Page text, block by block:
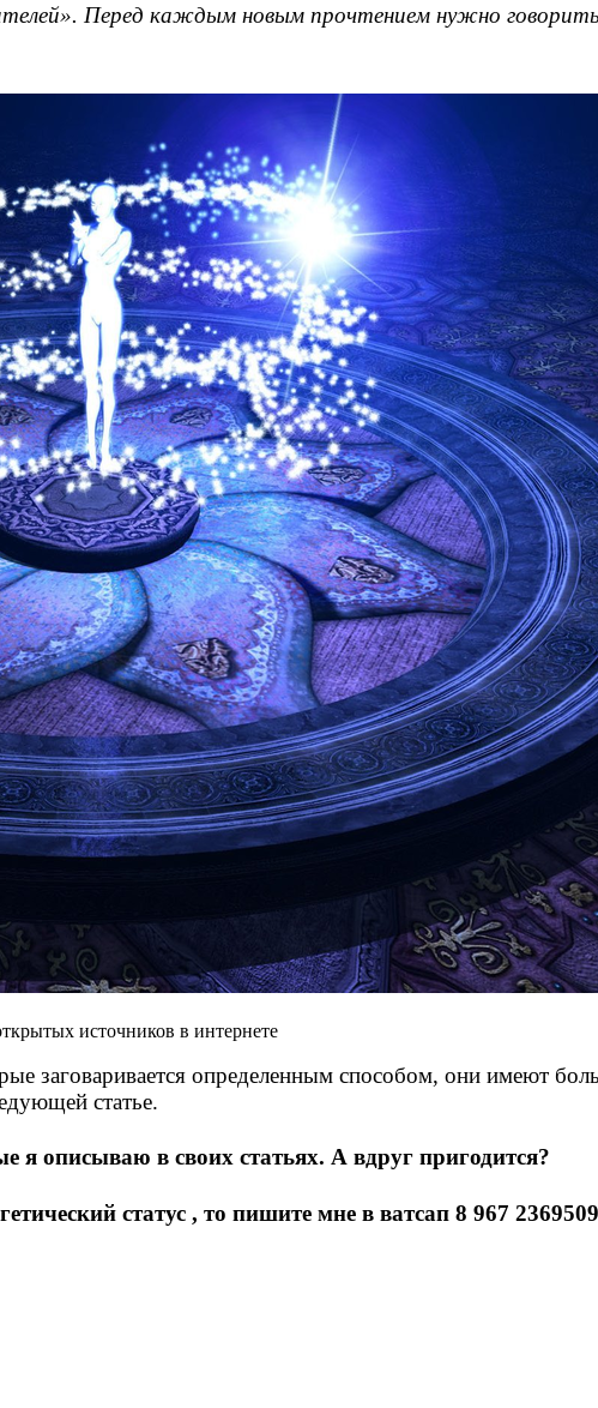
Перед каждым новым прочтением нужно
источников в интернете
заговаривается определенным способом, они имеют
статье.
я описываю в своих статьях. А вдруг пригодится?
статус , то пишите мне в ватсап 8 967